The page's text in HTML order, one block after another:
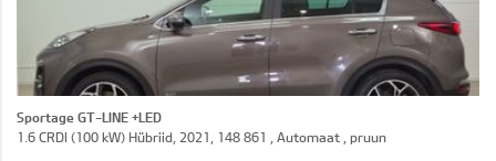
Sportage GT-LINE +LED
1.6 CRDI (100 kW) Hübriid, 2021, 148 861 , Automaat , pruun